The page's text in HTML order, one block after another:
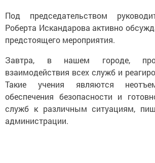
Под председательством
Роберта Искандарова активно
предстоящего мероприятия.
Завтра, в нашем городе,
взаимодействия всех служб и
Такие учения являются
обеспечения безопасности и
служб к различным ситуациям,
администрации.